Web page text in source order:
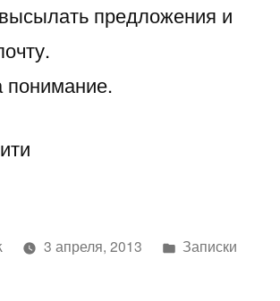
предложения и
понимание.
3 апреля, 2013
Написано
Записки